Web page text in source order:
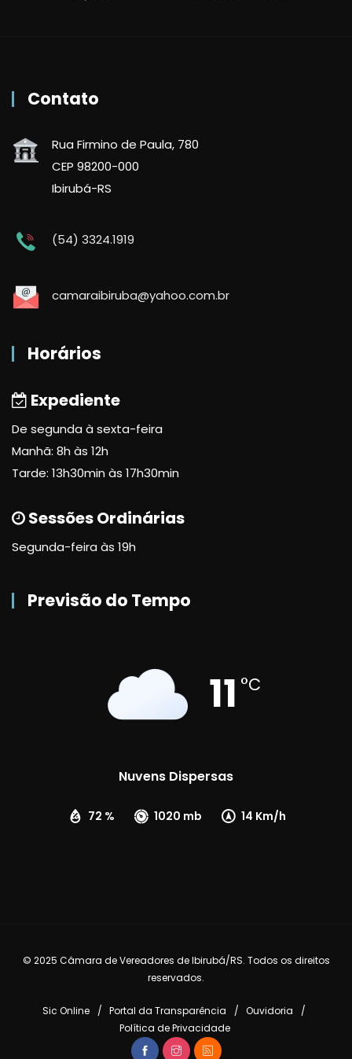
Contato
Rua Firmino de Paula, 780
CEP 98200-000
Ibirubá-RS
(54) 3324.1919
camaraibiruba@yahoo.com.br
Horários
Expediente
De segunda à sexta-feira
Manhã: 8h às 12h
Tarde: 13h30min às 17h30min
Sessões Ordinárias
Segunda-feira às 19h
Previsão do Tempo
11 °C
Nuvens Dispersas
72 % 1020 mb 14 Km/h
© 2025 Câmara de Vereadores de Ibirubá/RS. Todos os direitos
reservados.
Sic Online Portal da Transparência
Ouvidoria
Política de Privacidade